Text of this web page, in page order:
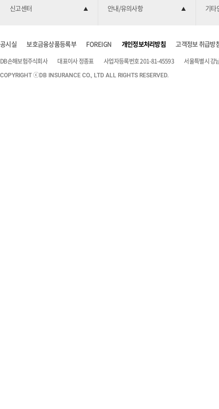
신고센터 안내/유의사항 기타
공시실 보호금융상품등록부 FOREIGN 개인정보처리방침 고객정보 취급방
DB손해보험주식회사 대표이사 정종표 사업자등록번호 201-81-45593 서울특별시 강
COPYRIGHT ⓒDB INSURANCE CO., LTD ALL RIGHTS RESERVED.